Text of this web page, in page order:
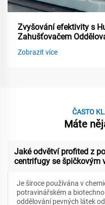
Zvyšování efektivity s
Zahušťovačem
Zobrazit více
ČASTO
Máte
Jaké odvětví profited z
centrifugy se špičkovým
Je široce používána v
potravinářském a
oddělování pevných látek